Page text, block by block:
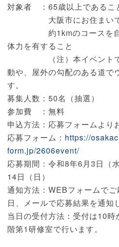
対象者 ：65歳以上であるこ
大阪市にお住まいで
約1kmのコースを自力
体力を有すること
（注）本イベントでは
動や、屋外の勾配のある道で
す。
募集人数：50名（抽選）
参加費 ：無料
申込方法：応募フォームより
応募フォーム： https://
form.jp/2606event/
応募期間：令和8年6月3日（
14日（日）
通知方法：WEBフォームで
日、メールで応募結果を通知
当日の受付方法：受付は10
階第1研修室で行います。